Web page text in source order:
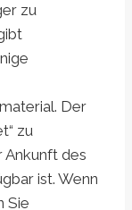
zu
Der
zu
Ankunft des
ist. Wenn
Sie